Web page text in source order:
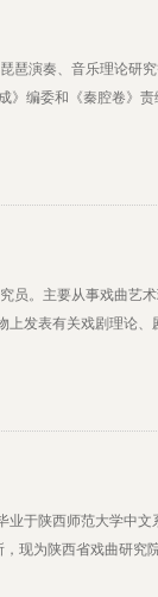
琶演奏、音乐理论研
》编委和《秦腔卷》
员。主要从事戏曲艺术
上发表有关戏剧理论、
业于陕西师范大学中文
现为陕西省戏曲研究